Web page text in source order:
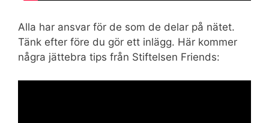
Alla har ansvar för de som de delar på nätet.
Tänk efter före du gör ett inlägg. Här kommer
några jättebra tips från Stiftelsen Friends: